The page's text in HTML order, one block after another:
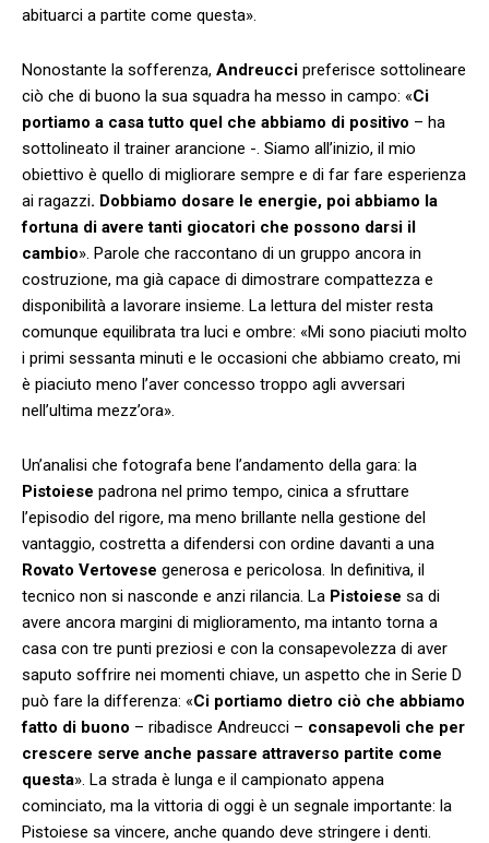
abituarci a partite come questa».
Nonostante la sofferenza, Andreucci preferisce sottolineare
ciò che di buono la sua squadra ha messo in campo: «Ci
portiamo a casa tutto quel che abbiamo di positivo – ha
sottolineato il trainer arancione -. Siamo all’inizio, il mio
obiettivo è quello di migliorare sempre e di far fare esperienza
ai ragazzi. Dobbiamo dosare le energie, poi abbiamo la
fortuna di avere tanti giocatori che possono darsi il
cambio». Parole che raccontano di un gruppo ancora in
costruzione, ma già capace di dimostrare compattezza e
disponibilità a lavorare insieme. La lettura del mister resta
comunque equilibrata tra luci e ombre: «Mi sono piaciuti molto
i primi sessanta minuti e le occasioni che abbiamo creato, mi
è piaciuto meno l’aver concesso troppo agli avversari
nell’ultima mezz’ora».
Un’analisi che fotografa bene l’andamento della gara: la
Pistoiese padrona nel primo tempo, cinica a sfruttare
l’episodio del rigore, ma meno brillante nella gestione del
vantaggio, costretta a difendersi con ordine davanti a una
Rovato Vertovese generosa e pericolosa. In definitiva, il
tecnico non si nasconde e anzi rilancia. La Pistoiese sa di
avere ancora margini di miglioramento, ma intanto torna a
casa con tre punti preziosi e con la consapevolezza di aver
saputo soffrire nei momenti chiave, un aspetto che in Serie D
può fare la differenza: «Ci portiamo dietro ciò che abbiamo
fatto di buono – ribadisce Andreucci – consapevoli che per
crescere serve anche passare attraverso partite come
questa». La strada è lunga e il campionato appena
cominciato, ma la vittoria di oggi è un segnale importante: la
Pistoiese sa vincere, anche quando deve stringere i denti.